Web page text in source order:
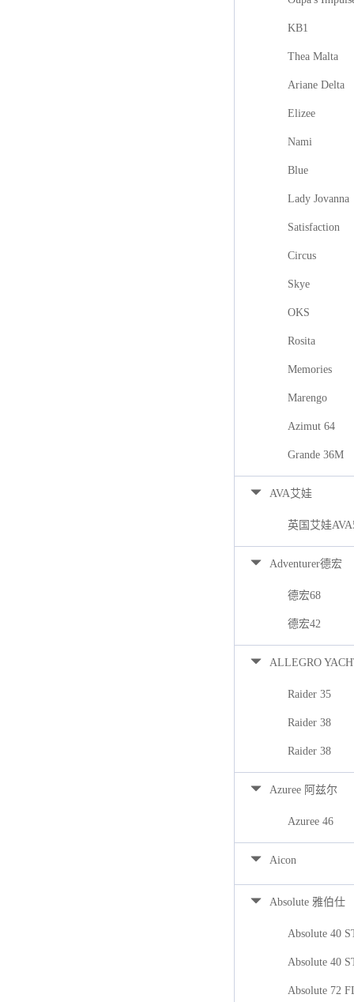
KB1
Thea Malta
Ariane Delta
Elizee
Nami
Blue
Lady Jovanna
Satisfaction
Circus
Skye
OKS
Rosita
Memories
Marengo
Azimut 64
Grande 36M
AVA艾娃
英国艾娃
Adventurer德宏
德宏68
德宏42
ALLEGRO
Raider 35
Raider 38
Raider 38
Azuree 阿兹尔
Azuree 46
Aicon
Absolute 雅伯仕
Absolute 40
Absolute 40
Absolute 72